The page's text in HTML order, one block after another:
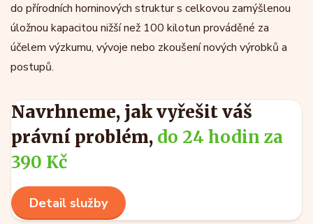
do přírodních horninových struktur s celkovou zamýšlenou
úložnou kapacitou nižší než 100 kilotun prováděné za
účelem výzkumu, vývoje nebo zkoušení nových výrobků a
postupů.
Navrhneme, jak vyřešit váš
právní problém, do 24 hodin za
390 Kč
Detail služby